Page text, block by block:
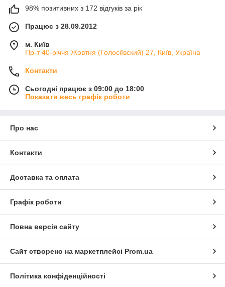
98% позитивних з 172 відгуків за рік
Працює з 28.09.2012
м. Київ
Пр-т 40-річчя Жовтня (Голосіївский) 27, Київ, Україна
Контакти
Сьогодні працює з 09:00 до 18:00
Показати весь графік роботи
Про нас
Контакти
Доставка та оплата
Графік роботи
Повна версія сайту
Сайт створено на маркетплейсі Prom.ua
Політика конфіденційності